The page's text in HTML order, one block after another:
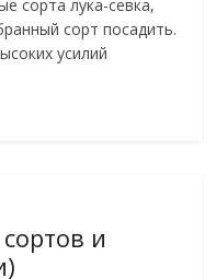
сорта лука-севка,
сорт посадить.
усилий
и